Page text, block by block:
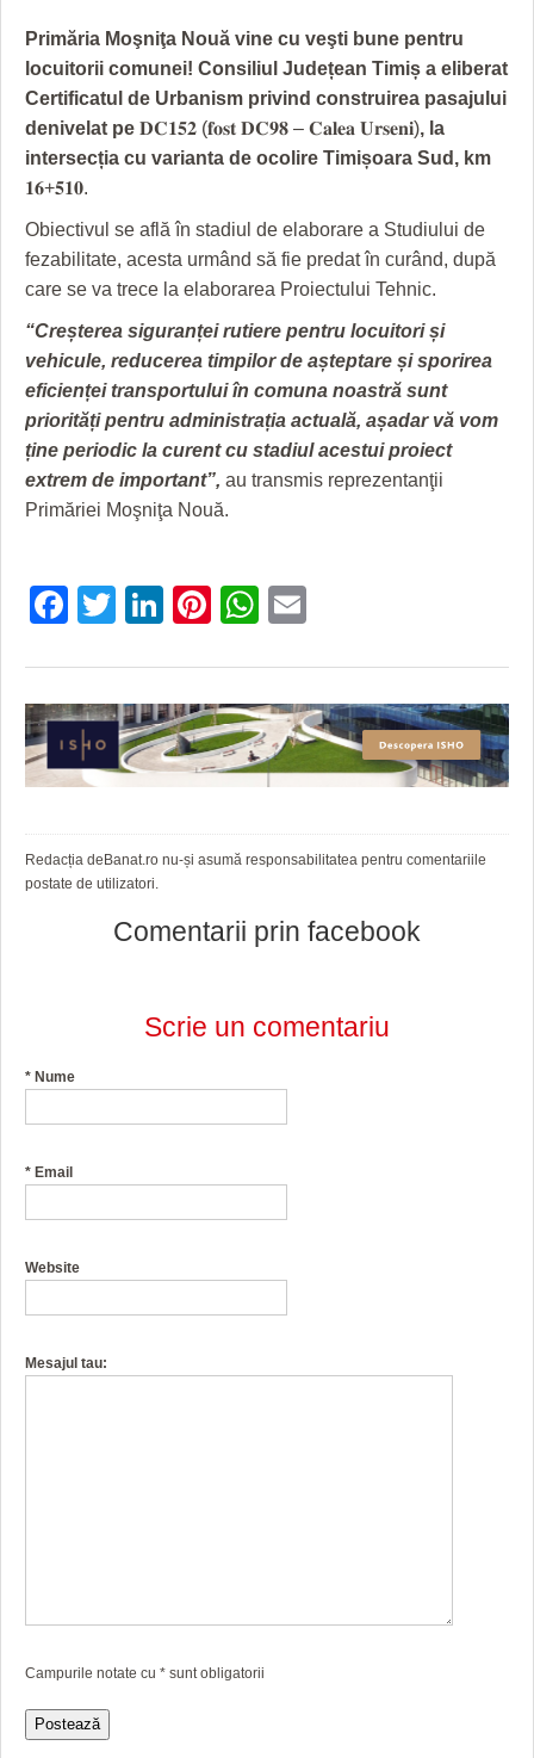
ZIARISTU’ DE TERASĂ
CU OIŞTEA-N KIERKEGAARD
FINANŢĂRI DE LA A LA Z
PE SURSE
UNDE MERGEM
FILME DOCUMENTARE
CLIPURI VIDEO
JOCURI ONLINE
ANUNŢURI
INFO SI UTILE
CULTURA
INVATAMANT
JUSTITIE
FILME DOCUMENTARE
CLIPURI VIDEO
JOCURI ONLINE
DIVERSE
FARMACII DIN TIMIŞOARA
LICEE, ŞCOLI ŞI GRĂDINIŢE DIN TIMIŞ
SFATURI JURIDICE
Primăria Moşniţa Nouă vine cu veşti bune pentru
locuitorii comunei! Consiliul Județean Timiș a eliberat
Certificatul de Urbanism privind construirea pasajului
denivelat pe 𝐃𝐂𝟏𝟓𝟐 (𝐟𝐨𝐬𝐭 𝐃𝐂𝟗𝟖 – 𝐂𝐚𝐥𝐞𝐚 𝐔𝐫𝐬𝐞𝐧𝐢), la
intersecția cu varianta de ocolire Timișoara Sud, km
𝟏𝟔+𝟓𝟏𝟎.
Obiectivul se află în stadiul de elaborare a Studiului de
fezabilitate, acesta urmând să fie predat în curând, după
care se va trece la elaborarea Proiectului Tehnic.
“Creșterea siguranței rutiere pentru locuitori și
vehicule, reducerea timpilor de așteptare și sporirea
eficienței transportului în comuna noastră sunt
priorități pentru administrația actuală, așadar vă vom
ține periodic la curent cu stadiul acestui proiect
extrem de important”, au transmis reprezentanţii
Primăriei Moşniţa Nouă.
Facebook
Twitter
LinkedIn
Pinterest
WhatsApp
Redacția deBanat.ro nu-și asumă responsabilitatea pentru comentariile
postate de utilizatori.
Comentarii prin facebook
Scrie un comentariu
* Nume
* Email
Website
Mesajul tau:
Campurile notate cu * sunt obligatorii